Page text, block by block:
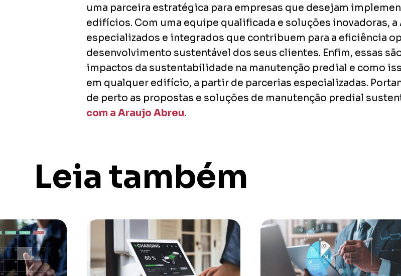
uma parceira estratégica para empresas que desejam
edifícios. Com uma equipe qualificada e soluções inovadoras,
especializados e integrados que contribuem para a eficiência
desenvolvimento sustentável dos seus clientes. Enfim, essas
impactos da sustentabilidade na manutenção predial e como
em qualquer edifício, a partir de parcerias especializadas.
de perto as propostas e soluções de manutenção predial
com a Araujo Abreu.
Leia também